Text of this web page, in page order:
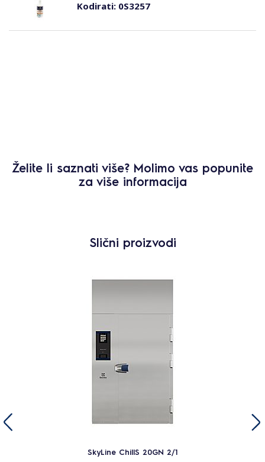
Kodirati:0S3257
Želite li saznati više? Molimo vas popunite
za više informacija
Slični proizvodi
SkyLine ChillS 20GN 2/1